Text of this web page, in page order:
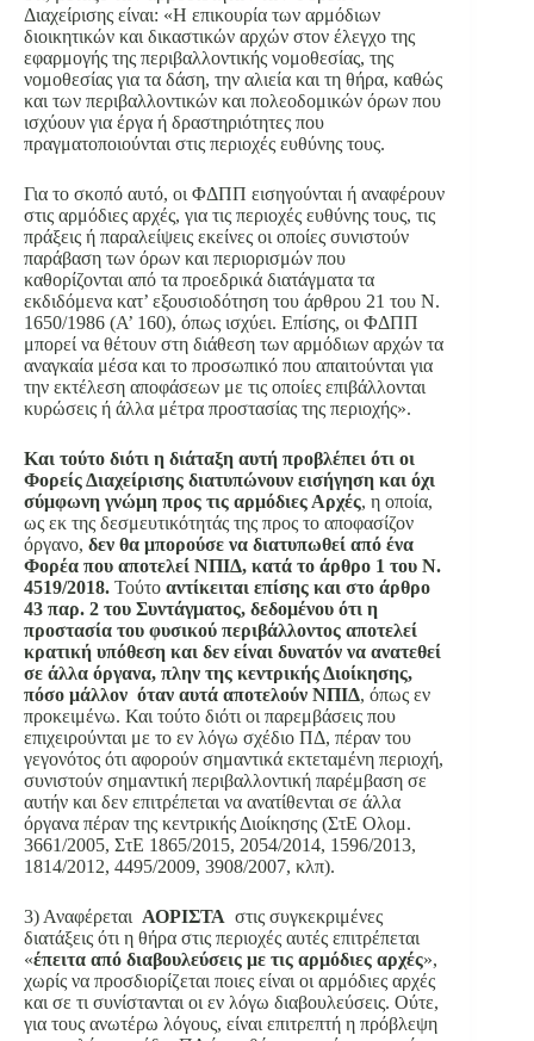
Διαχείρισης είναι: «Η επικουρία των αρμόδιων
διοικητικών και δικαστικών αρχών στον έλεγχο της
εφαρμογής της περιβαλλοντικής νομοθεσίας, της
νομοθεσίας για τα δάση, την αλιεία και τη θήρα, καθώς
και των περιβαλλοντικών και πολεοδομικών όρων που
ισχύουν για έργα ή δραστηριότητες που
πραγματοποιούνται στις περιοχές ευθύνης τους.
Για το σκοπό αυτό, οι ΦΔΠΠ εισηγούνται ή αναφέρουν
στις αρμόδιες αρχές, για τις περιοχές ευθύνης τους, τις
πράξεις ή παραλείψεις εκείνες οι οποίες συνιστούν
παράβαση των όρων και περιορισμών που
καθορίζονται από τα προεδρικά διατάγματα τα
εκδιδόμενα κατ’ εξουσιοδότηση του άρθρου 21 του Ν.
1650/1986 (Α’ 160), όπως ισχύει. Επίσης, οι ΦΔΠΠ
μπορεί να θέτουν στη διάθεση των αρμόδιων αρχών τα
αναγκαία μέσα και το προσωπικό που απαιτούνται για
την εκτέλεση αποφάσεων με τις οποίες επιβάλλονται
κυρώσεις ή άλλα μέτρα προστασίας της περιοχής».
Και τούτο διότι η διάταξη αυτή προβλέπει ότι οι
Φορείς Διαχείρισης διατυπώνουν εισήγηση και όχι
σύμφωνη γνώμη προς τις αρμόδιες Αρχές, η οποία,
ως εκ της δεσμευτικότητάς της προς το αποφασίζον
όργανο, δεν θα μπορούσε να διατυπωθεί από ένα
Φορέα που αποτελεί ΝΠΙΔ, κατά το άρθρο 1 του Ν.
4519/2018. Τούτο αντίκειται επίσης και στο άρθρο
43 παρ. 2 του Συντάγματος, δεδομένου ότι η
προστασία του φυσικού περιβάλλοντος αποτελεί
κρατική υπόθεση και δεν είναι δυνατόν να ανατεθεί
σε άλλα όργανα, πλην της κεντρικής Διοίκησης,
πόσο μάλλον όταν αυτά αποτελούν ΝΠΙΔ, όπως εν
προκειμένω. Και τούτο διότι οι παρεμβάσεις που
επιχειρούνται με το εν λόγω σχέδιο ΠΔ, πέραν του
γεγονότος ότι αφορούν σημαντικά εκτεταμένη περιοχή,
συνιστούν σημαντική περιβαλλοντική παρέμβαση σε
αυτήν και δεν επιτρέπεται να ανατίθενται σε άλλα
όργανα πέραν της κεντρικής Διοίκησης (ΣτΕ Ολομ.
3661/2005, ΣτΕ 1865/2015, 2054/2014, 1596/2013,
1814/2012, 4495/2009, 3908/2007, κλπ).
3) Αναφέρεται ΑΟΡΙΣΤΑ στις συγκεκριμένες
διατάξεις ότι η θήρα στις περιοχές αυτές επιτρέπεται
«έπειτα από διαβουλεύσεις με τις αρμόδιες αρχές»,
χωρίς να προσδιορίζεται ποιες είναι οι αρμόδιες αρχές
και σε τι συνίστανται οι εν λόγω διαβουλεύσεις. Ούτε,
για τους ανωτέρω λόγους, είναι επιτρεπτή η πρόβλεψη